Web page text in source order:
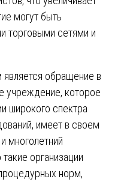
могут быть
торговыми сетями и
обращение в
учреждение, которое
широкого спектра
имеет в своем
многолетний
организации
норм,